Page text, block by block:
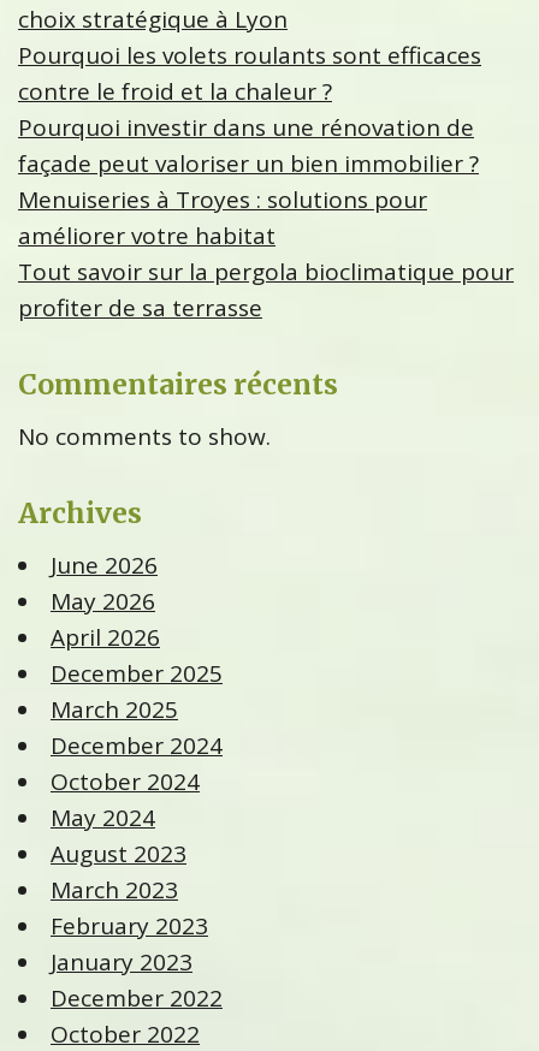
choix stratégique à Lyon
Pourquoi les volets roulants sont efficaces
contre le froid et la chaleur ?
Pourquoi investir dans une rénovation de
façade peut valoriser un bien immobilier ?
Menuiseries à Troyes : solutions pour
améliorer votre habitat
Tout savoir sur la pergola bioclimatique pour
profiter de sa terrasse
Commentaires récents
No comments to show.
Archives
June 2026
May 2026
April 2026
December 2025
March 2025
December 2024
October 2024
May 2024
August 2023
March 2023
February 2023
January 2023
December 2022
October 2022